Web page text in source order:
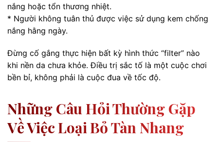
nắng hoặc tổn thương nhiệt.
* Người không tuân thủ được việc sử dụng kem chống
nắng hằng ngày.
Đừng cố gắng thực hiện bất kỳ hình thức “filter” nào
khi nền da chưa khỏe. Điều trị sắc tố là một cuộc chơi
bền bỉ, không phải là cuộc đua về tốc độ.
Những Câu Hỏi Thường Gặp
Về Việc Loại Bỏ Tàn Nhang